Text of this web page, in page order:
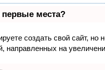
первые места?
создать свой сайт, но
направленных на